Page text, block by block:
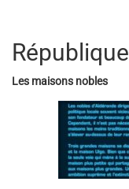
République
Les maisons nobles